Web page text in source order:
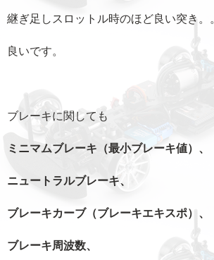
継ぎ足しスロットル時のほど良い突き。。
良いです。
ブレーキに関しても
ミニマムブレーキ（最小ブレーキ値）、
ニュートラルブレーキ、
ブレーキカーブ（ブレーキエキスポ）、
ブレーキ周波数、